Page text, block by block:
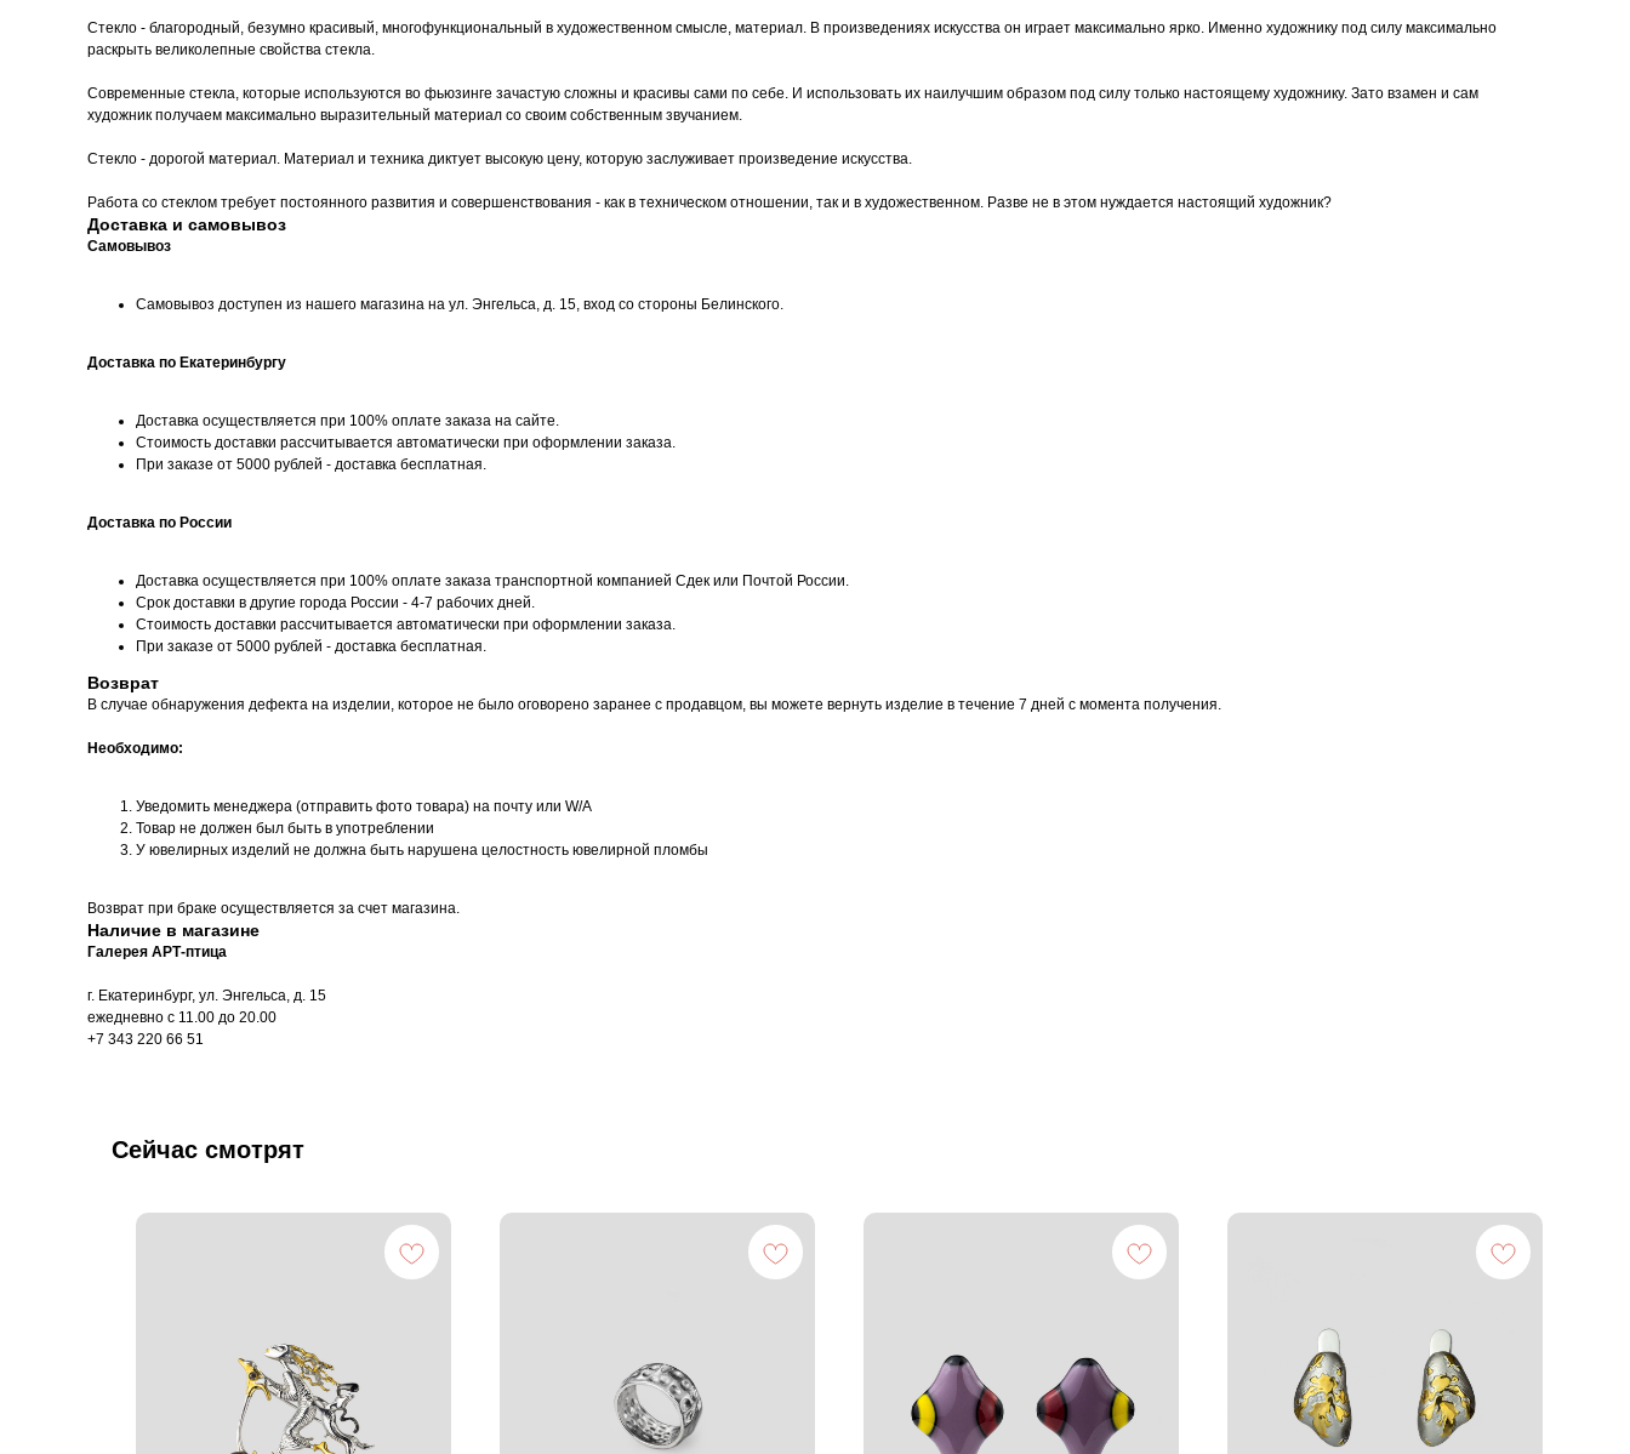
Стекло - благородный, безумно красивый, многофункциональный в художественном смысле, материал. В произведениях искусства он играет максимально ярко. Именно художнику под силу максимально
раскрыть великолепные свойства стекла.
Современные стекла, которые используются во фьюзинге зачастую сложны и красивы сами по себе. И использовать их наилучшим образом под силу только настоящему художнику. Зато взамен и сам
художник получаем максимально выразительный материал со своим собственным звучанием.
Стекло - дорогой материал. Материал и техника диктует высокую цену, которую заслуживает произведение искусства.
Работа со стеклом требует постоянного развития и совершенствования - как в техническом отношении, так и в художественном. Разве не в этом нуждается настоящий художник?
Доставка и самовывоз
Самовывоз
Самовывоз доступен из нашего магазина на ул. Энгельса, д. 15, вход со стороны Белинского.
Доставка по Екатеринбургу
Доставка осуществляется при 100% оплате заказа на сайте.
Стоимость доставки рассчитывается автоматически при оформлении заказа.
При заказе от 5000 рублей - доставка бесплатная.
Доставка по России
Доставка осуществляется при 100% оплате заказа транспортной компанией Сдек или Почтой России.
Срок доставки в другие города России - 4-7 рабочих дней.
Стоимость доставки рассчитывается автоматически при оформлении заказа.
При заказе от 5000 рублей - доставка бесплатная.
Возврат
В случае обнаружения дефекта на изделии, которое не было оговорено заранее с продавцом, вы можете вернуть изделие в течение 7 дней с момента получения.
Необходимо:
Уведомить менеджера (отправить фото товара) на почту или W/А
Товар не должен был быть в употреблении
У ювелирных изделий не должна быть нарушена целостность ювелирной пломбы
Возврат при браке осуществляется за счет магазина.
Наличие в магазине
Галерея АРТ-птица
г. Екатеринбург, ул. Энгельса, д. 15
ежедневно с 11.00 до 20.00
+7 343 220 66 51
Сейчас смотрят